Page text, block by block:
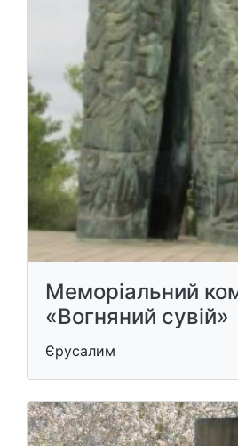
Меморіальний
«Вогняний сувій»
Єрусалим